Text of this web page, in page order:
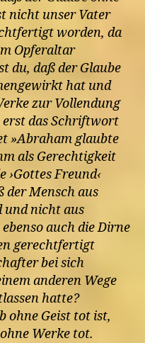
nicht unser Vater
worden, da
Opferaltar
du, daß der Glaube
hat und
zur Vollendung
erst das Schriftwort
»Abraham glaubte
als Gerechtigkeit
›Gottes Freund‹
der Mensch aus
nicht aus
auch die Dirne
gerechtfertigt
bei sich
anderen Wege
hatte?
ohne Geist tot ist,
Werke tot.